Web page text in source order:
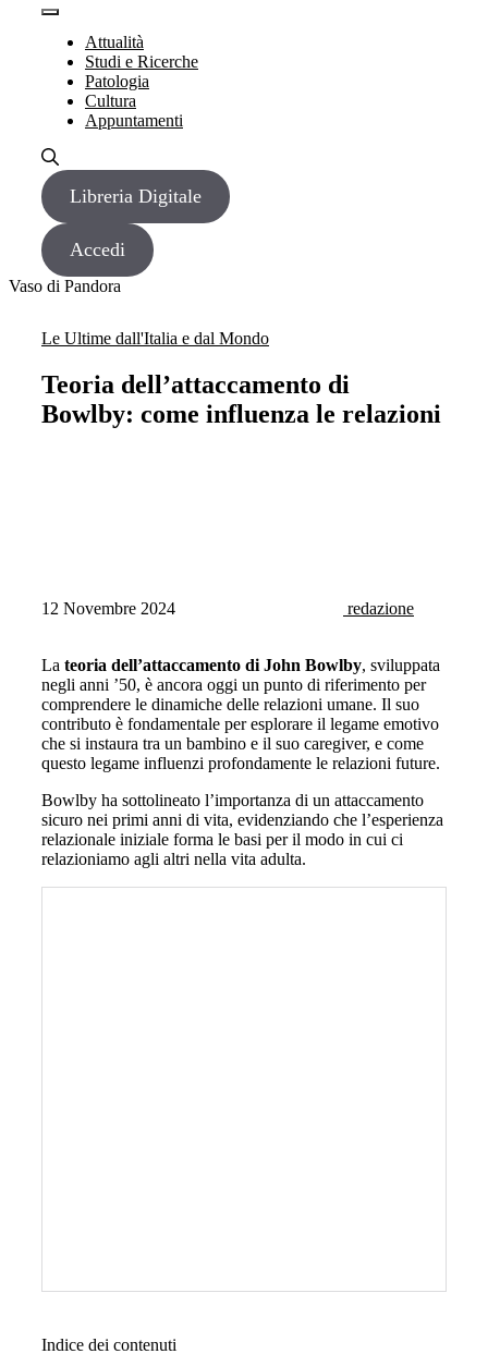
contenuto
Menu
Menu
Attualità
Studi e Ricerche
Patologia
Cultura
Appuntamenti
Libreria Digitale
Accedi
Vaso di Pandora
Le Ultime dall'Italia e dal Mondo
Teoria dell’attaccamento di
Bowlby: come influenza le relazioni
12 Novembre 2024 redazione
La teoria dell’attaccamento di John Bowlby, sviluppata
negli anni ’50, è ancora oggi un punto di riferimento per
comprendere le dinamiche delle relazioni umane. Il suo
contributo è fondamentale per esplorare il legame emotivo
che si instaura tra un bambino e il suo caregiver, e come
questo legame influenzi profondamente le relazioni future.
Bowlby ha sottolineato l’importanza di un attaccamento
sicuro nei primi anni di vita, evidenziando che l’esperienza
relazionale iniziale forma le basi per il modo in cui ci
relazioniamo agli altri nella vita adulta.
Indice dei contenuti